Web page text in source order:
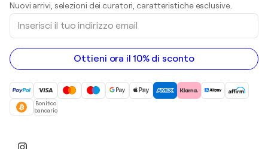
sculture
Dipinti acrilici
Nuovi arrivi, selezioni dei curatori, caratteristiche esclusive.
Inserisci
tuo
indirizzo
email
Ottieni ora il 10% di sconto
Bonifico
bancario